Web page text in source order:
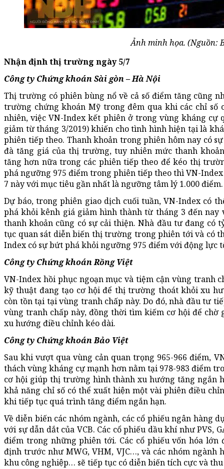
Ảnh minh họa. (Nguồn:
Nhận định thị trường ngày 5/7
Công ty Chứng khoán Sài gòn – Hà Nội
Thị trường có phiên bùng nổ về cả số điểm tăng cũng
trường chứng khoán Mỹ trong đêm qua khi các chỉ
nhiên, việc VN-Index kết phiên ở trong vùng kháng cự
giảm từ tháng 3/2019) khiến cho tình hình hiện tại là
phiên tiếp theo. Thanh khoản trong phiên hôm nay có
đà tăng giá của thị trường, tuy nhiên mức thanh
tăng hơn nữa trong các phiên tiếp theo để kéo thị
phá ngưỡng 975 điểm trong phiên tiếp theo thì VN-
7 này với mục tiêu gần nhất là ngưỡng tâm lý 1.000 điểm.
Dự báo, trong phiên giao dịch cuối tuần, VN-Index có
phá khỏi kênh giá giảm hình thành từ tháng 3 đến
thanh khoản cũng có sự cải thiện. Nhà đầu tư đang có
tục quan sát diễn biến thị trường trong phiên tới và có
Index có sự bứt phá khỏi ngưỡng 975 điểm với động lực
Công ty Chứng khoán Rồng Việt
VN-Index hồi phục ngoạn mục và tiệm cận vùng tranh
kỹ thuật đang tạo cơ hội để thị trường thoát khỏi xu
còn tồn tại tại vùng tranh chấp này. Do đó, nhà đầu tư
vùng tranh chấp này, đồng thời tìm kiếm cơ hội để
xu hướng điều chỉnh kéo dài.
Công ty Chứng khoán Bảo Việt
Sau khi vượt qua vùng cản quan trọng 965-966 điểm,
thách vùng kháng cự mạnh hơn nằm tại 978-983 điểm
cơ hội giúp thị trường hình thành xu hướng tăng ngắn
khả năng chỉ số có thể xuất hiện một vài phiên điều
khi tiếp tục quá trình tăng điểm ngắn hạn.
Về diễn biến các nhóm ngành, các cổ phiếu ngân hàng
với sự dẫn dắt của VCB. Các cổ phiếu dầu khí như PVS,
điểm trong những phiên tới. Các cổ phiếu vốn hóa lớn
định trước như MWG, VHM, VJC…, và các nhóm
khu công nghiệp… sẽ tiếp tục có diễn biến tích cực và